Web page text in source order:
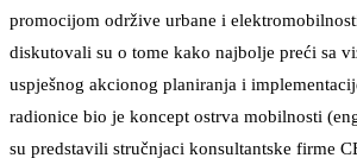
promocijom održive urbane i
diskutovali su o tome kako najbolje preći sa
uspješnog akcionog planiranja i
radionice bio je koncept ostrva mobilnosti
su predstavili stručnjaci konsultantske firme